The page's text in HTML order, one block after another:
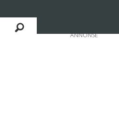
ANNONSE